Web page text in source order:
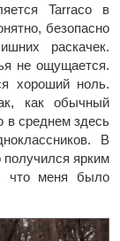
Tarraco в
безопасно
раскачек.
не ощущается.
хороший ноль.
как обычный
в среднем здесь
В
получился ярким
что меня было